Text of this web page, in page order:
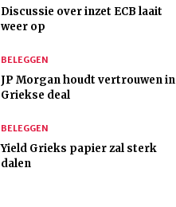
Discussie over inzet ECB laait
weer op
BELEGGEN
JP Morgan houdt vertrouwen in
Griekse deal
BELEGGEN
Yield Grieks papier zal sterk
dalen